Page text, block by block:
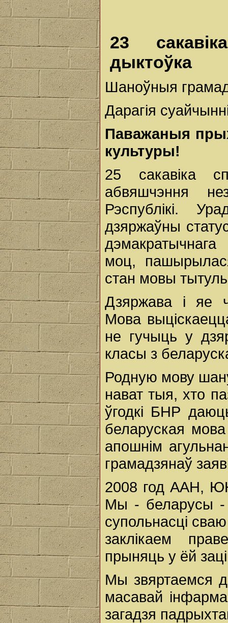
23
дыктоўка
Шаноўныя
Дарагія
Паважаныя
культуры!
25 сакавіка
абвяшчэння
Рэспублікі.
дзяржаўны
моц,
стан мовы
Дзяржава і яе
Мова
не гучыць у
класы з
Родную мову
нават тыя, хто
ўгодкі БНР
беларуская
апошнім
грамадзянаў
2008 год ААН,
Мы - беларусы -
супольнасці
заклікаем
прыняць у ёй
Мы звяртаемся
масавай
загадзя